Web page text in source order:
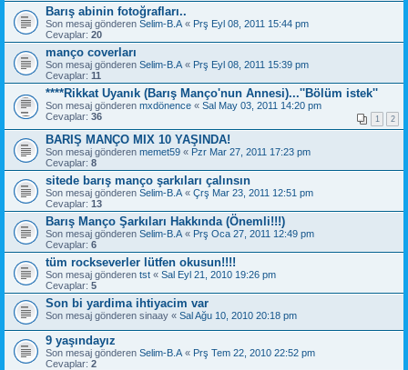
Barış abinin fotoğrafları..
Son mesaj gönderen Selim-B.A « Prş Eyl 08, 2011 15:44 pm
Cevaplar: 20
manço coverları
Son mesaj gönderen Selim-B.A « Prş Eyl 08, 2011 15:39 pm
Cevaplar: 11
****Rikkat Uyanık (Barış Manço'nun Annesi)...''Bölüm istek''
Son mesaj gönderen mxdönence « Sal May 03, 2011 14:20 pm
Cevaplar: 36 1 2
BARIŞ MANÇO MIX 10 YAŞINDA!
Son mesaj gönderen memet59 « Pzr Mar 27, 2011 17:23 pm
Cevaplar: 8
sitede barış manço şarkıları çalınsın
Son mesaj gönderen Selim-B.A « Çrş Mar 23, 2011 12:51 pm
Cevaplar: 13
Barış Manço Şarkıları Hakkında (Önemli!!!)
Son mesaj gönderen Selim-B.A « Prş Oca 27, 2011 12:49 pm
Cevaplar: 6
tüm rockseverler lütfen okusun!!!!
Son mesaj gönderen tst « Sal Eyl 21, 2010 19:26 pm
Cevaplar: 5
Son bi yardima ihtiyacim var
Son mesaj gönderen sinaay « Sal Ağu 10, 2010 20:18 pm
9 yaşındayız
Son mesaj gönderen Selim-B.A « Prş Tem 22, 2010 22:52 pm
Cevaplar: 2